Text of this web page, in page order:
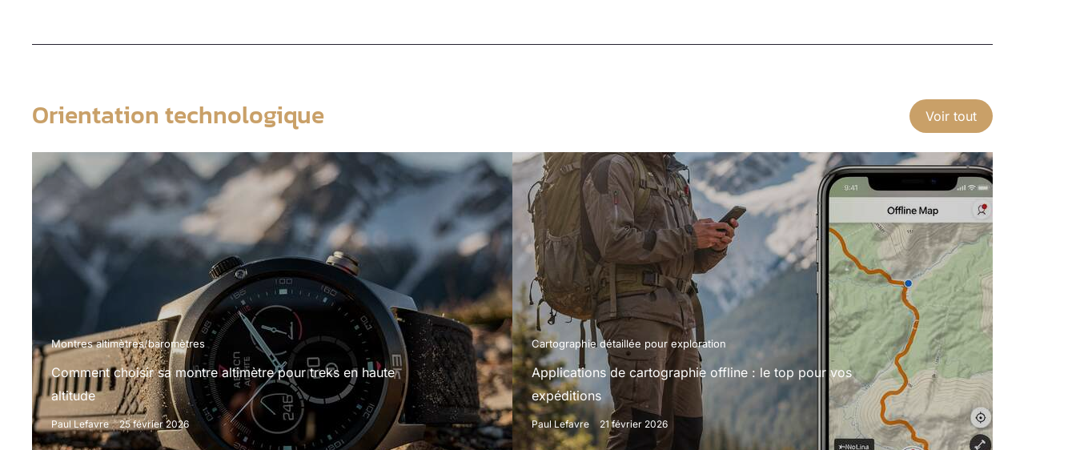
Orientation technologique Voir tout
Montres altimètres/baromètres
Comment choisir sa montre altimètre pour treks en haute
altitude
Paul Lefavre 25 février 2026
Cartographie détaillée pour exploration
Applications de cartographie offline : le top pour vos
expéditions
Paul Lefavre 21 février 2026